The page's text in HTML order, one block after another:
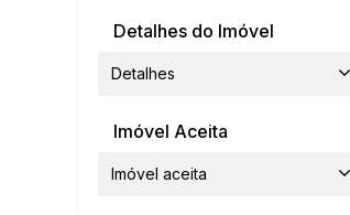
Detalhes do Imóvel
Detalhes
Imóvel Aceita
Imóvel aceita